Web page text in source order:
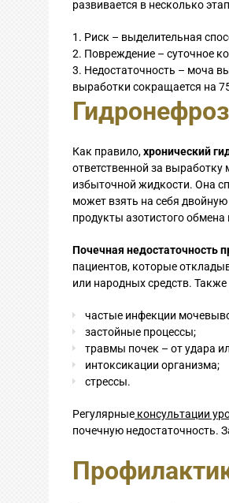
развивается в несколько
Риск – выделительная
Повреждение – суточное
Недостаточность – моча
выработки сокращается на
Как правило,хронический
ответственной за выработку
избыточной жидкости. Она
может взять на себя
продукты азотистого
Почечная недостаточность
пациентов, которые
или народных средств.
частые инфекции
застойные процессы;
травмы почек – от удара
интоксикации организма;
стрессы.
Регулярные консультации
почечную недостаточность.